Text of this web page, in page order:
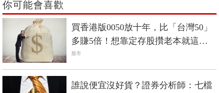
你可能會喜歡
買香港版0050放十年，比「台灣50」
多賺5倍！想靠定存股攢老本就這樣
做
股市
誰說便宜沒好貨？證券分析師：七檔